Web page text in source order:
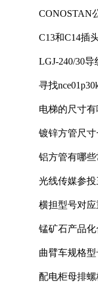
CONOSTAN
C13和C14插
LGJ-240/30
寻找
电梯的尺寸
镀锌方管尺
铝方管有哪
光线传媒参
横担型号对
锰矿石产品
曲臂车规格
配电柜母排